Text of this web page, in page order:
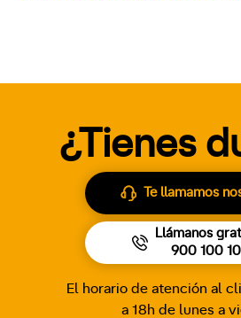
¿Tienes
Te llamamos
Llámanos
900 100
El horario de atención al
a 18h de lunes a